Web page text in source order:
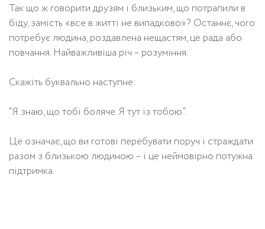
Так що ж говорити друзям і близьким, що потрапили в
біду, замість «все в житті не випадково»? Останнє, чого
потребує людина, роздавлена нещастям, це рада або
повчання. Найважливіша річ – розуміння.
Скажіть буквально наступне:
“Я знаю, що тобі боляче. Я тут із тобою”.
Це означає, що ви готові перебувати поруч і страждати
разом з близькою людиною – і це неймовірно потужна
підтримка.